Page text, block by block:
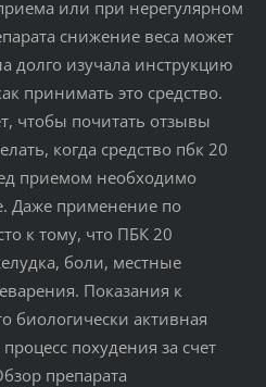
или при нерегулярном
снижение веса может
долго изучала инструкцию
принимать это средство.
чтобы почитать отзывы
когда средство пбк 20
приемом необходимо
Даже применение по
к тому, что ПБК 20
боли, местные
Показания к
биологически активная
похудения за счет
препарата